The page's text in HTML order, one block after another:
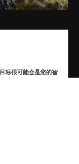
标很可能会是您的智